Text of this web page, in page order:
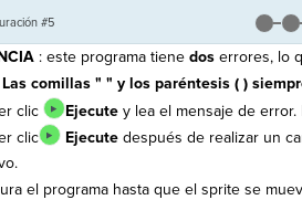
#5
: este programa tiene doserrores, lo
Las comillas " " y los paréntesis ( )
clic
Ejecutey lea el mensaje de error.
clic
Ejecutedespués de realizar un
el programa hasta que el sprite se